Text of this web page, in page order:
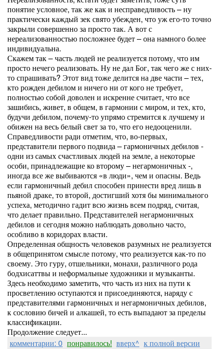
понятие условное, так же как и несправедливость – ну
практически каждый зек свято убежден, что уж его-то точно
закрыли совершенно за просто так. А вот с
нереализованностью посложнее будет – она намного более
индивидуальна.
Скажем так – часть людей не реализуется потому, что им
просто нечего реализовать. Ну не дал Бог, так чего же с них-
то спрашивать? Этот вид тоже делится на две части – тех,
кто рожден дебилом и ничего ни от кого не требует,
полностью собой доволен и искренне считает, что все
зашибись, живет, в общем, в гармонии с миром, и тех, кто,
будучи дебилом, почему-то упрямо стремится к лучшему и
обижен на весь белый свет за то, что его недооценили.
Справедливости ради отметим, что, во-первых,
представители первого подвида – гармоничных дебилов -
одни из самых счастливых людей на земле, а некоторые
особи, принадлежащие ко второму – негармоничных -,
иногда все же выбиваются «в люди», чем и опасны. Ведь
если гармоничный дебил способен принести вред лишь в
пьяной драке, то второй, достигший хотя бы минимального
успеха, методично гадит всю жизнь всем подряд, считая,
что делает правильно. Представителей негармоничных
дебилов и сегодня можно наблюдать довольно часто,
особливо в коридорах власти.
Определенная общность человеков разумных не реализуется
в общепринятом смысле потому, что реализуется как-то по
своему. Это гуру, отшельники, монахи, различного рода
бодхисаттвы и неформальные художники и музыканты.
Здесь необходимо заметить, что часть из них на пути к
просветлению оступаются и присоединяются, наряду с
представителями гармоничных и негармоничных дебилов,
к сословию бичей и алкашей, то есть выпадают за пределы
классификации.
Продолжение следует...
комментарии: 0 понравилось! вверх^ к полной версии